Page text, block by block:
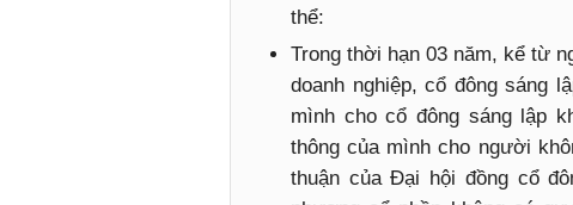
thể:
Trong thời hạn 03 năm, kể từ
doanh nghiệp, cổ đông sáng
mình cho cổ đông sáng lập
thông của mình cho người
thuận của Đại hội đồng cổ